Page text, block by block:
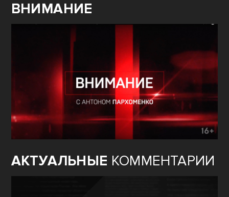
ВНИМАНИЕ
АКТУАЛЬНЫЕ КОММЕНТАРИИ